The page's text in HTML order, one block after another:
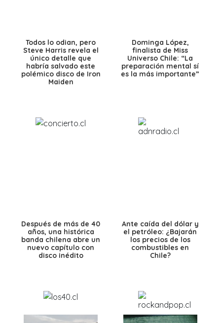
Todos lo odian, pero
Steve Harris revela el
único detalle que
habría salvado este
polémico disco de Iron
Maiden
Dominga López,
finalista de Miss
Universo Chile: “La
preparación mental sí
es la más importante”
Después de más de 40
años, una histórica
banda chilena abre un
nuevo capítulo con
disco inédito
Ante caída del dólar y
el petróleo: ¿Bajarán
los precios de los
combustibles en
Chile?